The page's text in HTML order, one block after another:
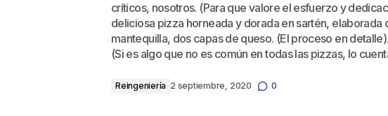
críticos, nosotros. (Para que valore el esfuerzo y
deliciosa pizza horneada y dorada en sartén, elaborada
mantequilla, dos capas de queso. (El proceso en
(Si es algo que no es común en todas las pizzas, lo
Reingeniería 2 septiembre, 2020 0